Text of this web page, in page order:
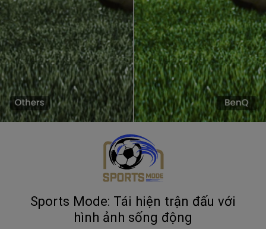
Sports Mode: Tái hiện trận đấu với
hình ảnh sống động